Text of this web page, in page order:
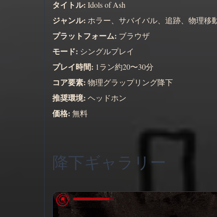
タイトル: Idols of Ash
ジャンル: ホラー、サバイバル、追跡、物理移
プラットフォーム: ブラウザ
モード: シングルプレイ
プレイ時間: 1ラン約20〜30分
コア要素: 物理グラップリング降下
推奨環境: ヘッドホン
価格: 無料
降下ギャラリー